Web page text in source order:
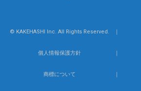
© KAKEHASHI Inc. All Rights Reserved. ｜
個人情報保護方針 ｜
商標について ｜